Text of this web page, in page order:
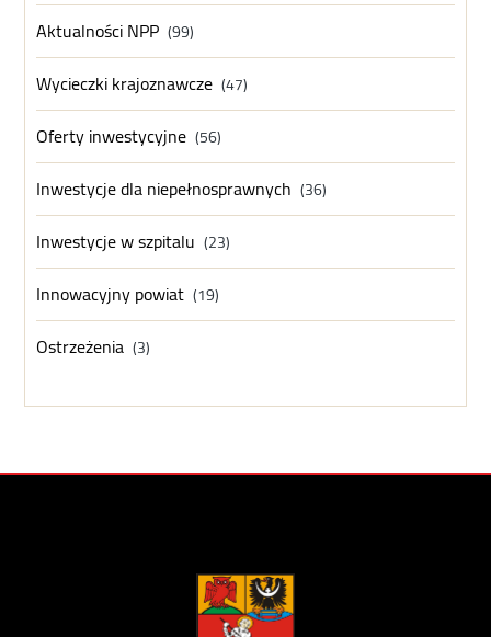
Aktualności NPP (99)
Wycieczki krajoznawcze (47)
Oferty inwestycyjne (56)
Inwestycje dla niepełnosprawnych (36)
Inwestycje w szpitalu (23)
Innowacyjny powiat (19)
Ostrzeżenia (3)